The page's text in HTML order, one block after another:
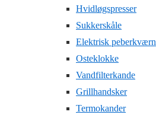
Hvidløgspresser
Sukkerskåle
Elektrisk peberkværn
Osteklokke
Vandfilterkande
Grillhandsker
Termokander